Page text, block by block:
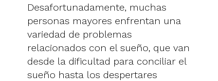
Desafortunadamente, muchas
personas mayores enfrentan una
variedad de problemas
relacionados con el sueño, que van
desde la dificultad para conciliar el
sueño hasta los despertares